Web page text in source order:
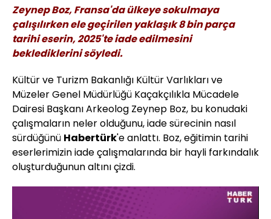
Zeynep Boz, Fransa'da ülkeye sokulmaya
çalışılırken ele geçirilen yaklaşık 8 bin parça
tarihi eserin, 2025'te iade edilmesini
beklediklerini söyledi.
Kültür ve Turizm Bakanlığı Kültür Varlıkları ve
Müzeler Genel Müdürlüğü Kaçakçılıkla Mücadele
Dairesi Başkanı Arkeolog Zeynep Boz, bu konudaki
çalışmaların neler olduğunu, iade sürecinin nasıl
sürdüğünü Habertürk'e anlattı. Boz, eğitimin tarihi
eserlerimizin iade çalışmalarında bir hayli farkındalık
oluşturduğunun altını çizdi.